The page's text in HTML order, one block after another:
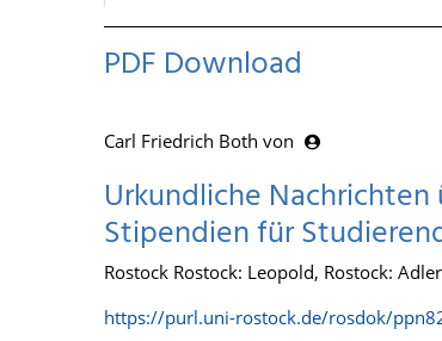
PDF Download
Carl Friedrich Both von
Urkundliche
Stipendien für
Rostock Rostock: Leopold, Rostock:
https://purl.uni-rostock.de/rosdok/